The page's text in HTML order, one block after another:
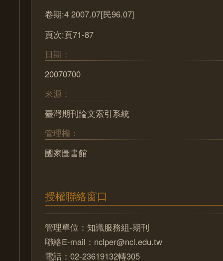
卷期:4 2007.07[民96.07]
頁次:頁71-87
日期：
20070700
來源：
臺灣期刊論文索引系統
管理權：
國家圖書館
授權聯絡窗口
管理單位：知識服務組-期刊
聯絡E-mail：nclper@ncl.edu.tw
電話：02-23619132轉305